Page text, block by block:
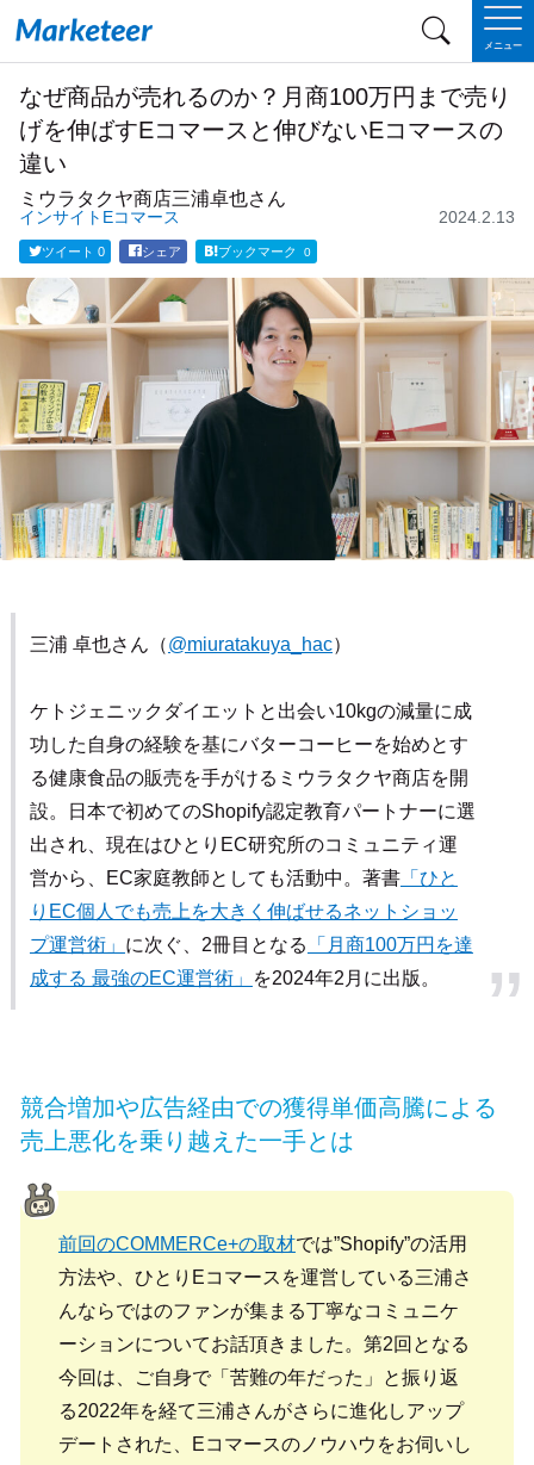
メニュー
なぜ商品が売れるのか？月商100万円まで売り
げを伸ばすEコマースと伸びないEコマースの
違い
ミウラタクヤ商店三浦卓也さん
インサイト Eコマース 2024.2.13
ツイート 0 シェア ブックマーク 0
三浦 卓也さん（@miuratakuya_hac）
ケトジェニックダイエットと出会い10kgの減量に成
功した自身の経験を基にバターコーヒーを始めとす
る健康食品の販売を手がけるミウラタクヤ商店を開
設。日本で初めてのShopify認定教育パートナーに選
出され、現在はひとりEC研究所のコミュニティ運
営から、EC家庭教師としても活動中。著書「ひと
りEC個人でも売上を大きく伸ばせるネットショッ
プ運営術」 に次ぐ、2冊目となる
「月商100万円を達
成する 最強のEC運営術」
を2024年2月に出版。
競合増加や広告経由での獲得単価高騰による
売上悪化を乗り越えた一手とは
前回のCOMMERCe+の取材では”Shopify”の活用
方法や、ひとりEコマースを運営している三浦さ
んならではのファンが集まる丁寧なコミュニケ
ーションについてお話頂きました。第2回となる
今回は、ご自身で「苦難の年だった」と振り返
る2022年を経て三浦さんがさらに進化しアップ
デートされた、Eコマースのノウハウをお伺いし